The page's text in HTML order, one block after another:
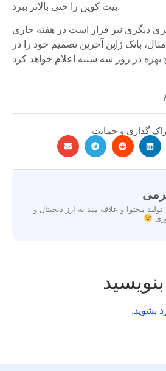
بیت کوین را حتی بالاتر ببرد.
دیگری نیز قرار است در هفته جاری
بانک ژاپن آخرین تصمیم خود را در
گذاری و حمایت
محتوا و علاقه مند به ارز دیجیتال و
بشوید.